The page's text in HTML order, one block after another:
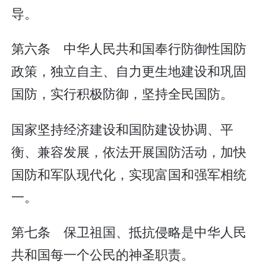
导。
第六条 中华人民共和国奉行防御性国防
政策，独立自主、自力更生地建设和巩固
国防，实行积极防御，坚持全民国防。
国家坚持经济建设和国防建设协调、平
衡、兼容发展，依法开展国防活动，加快
国防和军队现代化，实现富国和强军相统
一。
第七条 保卫祖国、抵抗侵略是中华人民
共和国每一个公民的神圣职责。